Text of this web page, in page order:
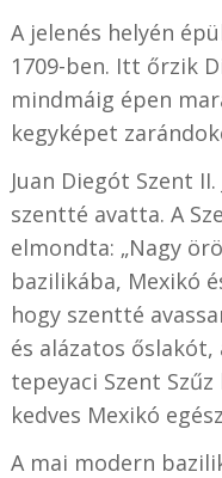
A jelenés helyén
1709-ben. Itt őrzik
mindmáig épen
kegyképet
Juan Diegót Szent
szentté avatta. A
elmondta: „Nagy
bazilikába, Mexikó
hogy szentté
és alázatos
tepeyaci Szent
kedves Mexikó
A mai modern